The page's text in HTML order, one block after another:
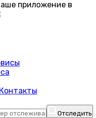
приложение в
Контакты
Отследить